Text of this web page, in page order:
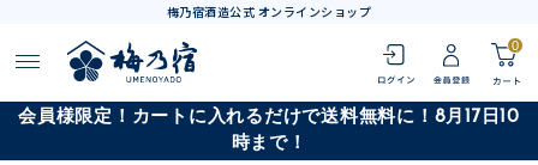
梅乃宿酒造公式 オンラインショップ
0
会員様限定！カートに入れるだけで送料無料に！8月17日10
時まで！